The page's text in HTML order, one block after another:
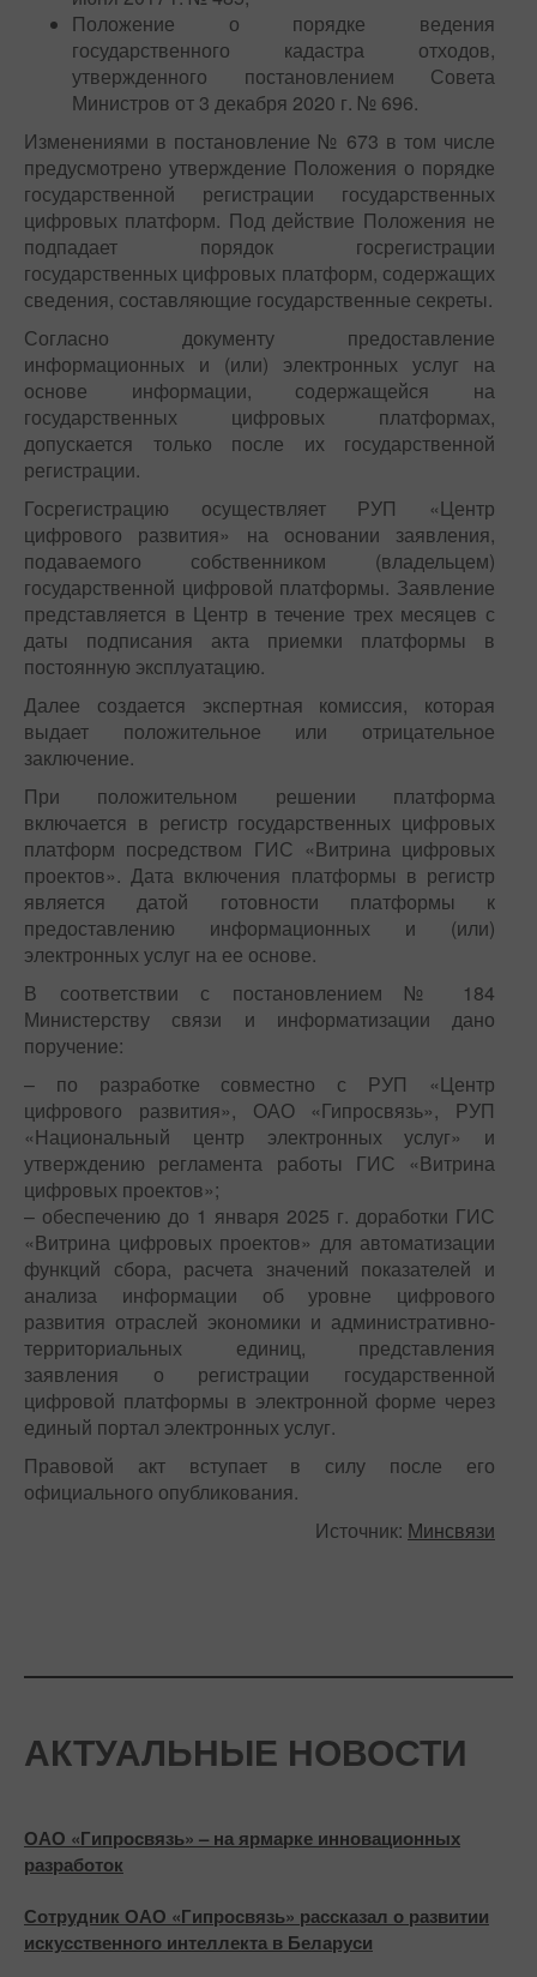
Положение о порядке ведения
государственного кадастра отходов,
утвержденного постановлением Совета
Министров от 3 декабря 2020 г. № 696.
Изменениями в постановление № 673 в том числе
предусмотрено утверждение Положения о порядке
государственной регистрации государственных
цифровых платформ. Под действие Положения не
подпадает порядок госрегистрации
государственных цифровых платформ, содержащих
сведения, составляющие государственные секреты.
Согласно документу предоставление
информационных и (или) электронных услуг на
основе информации, содержащейся на
государственных цифровых платформах,
допускается только после их государственной
регистрации.
Госрегистрацию осуществляет РУП «Центр
цифрового развития» на основании заявления,
подаваемого собственником (владельцем)
государственной цифровой платформы. Заявление
представляется в Центр в течение трех месяцев с
даты подписания акта приемки платформы в
постоянную эксплуатацию.
Далее создается экспертная комиссия, которая
выдает положительное или отрицательное
заключение.
При положительном решении платформа
включается в регистр государственных цифровых
платформ посредством ГИС «Витрина цифровых
проектов». Дата включения платформы в регистр
является датой готовности платформы к
предоставлению информационных и (или)
электронных услуг на ее основе.
В соответствии с постановлением № 184
Министерству связи и информатизации дано
поручение:
– по разработке совместно с РУП «Центр
цифрового развития», ОАО «Гипросвязь», РУП
«Национальный центр электронных услуг» и
утверждению регламента работы ГИС «Витрина
цифровых проектов»;
– обеспечению до 1 января 2025 г. доработки ГИС
«Витрина цифровых проектов» для автоматизации
функций сбора, расчета значений показателей и
анализа информации об уровне цифрового
развития отраслей экономики и административно-
территориальных единиц, представления
заявления о регистрации государственной
цифровой платформы в электронной форме через
единый портал электронных услуг.
Правовой акт вступает в силу после его
официального опубликования.
Источник: Минсвязи
АКТУАЛЬНЫЕ НОВОСТИ
ОАО «Гипросвязь» – на ярмарке инновационных
разработок
Сотрудник ОАО «Гипросвязь» рассказал о развитии
искусственного интеллекта в Беларуси